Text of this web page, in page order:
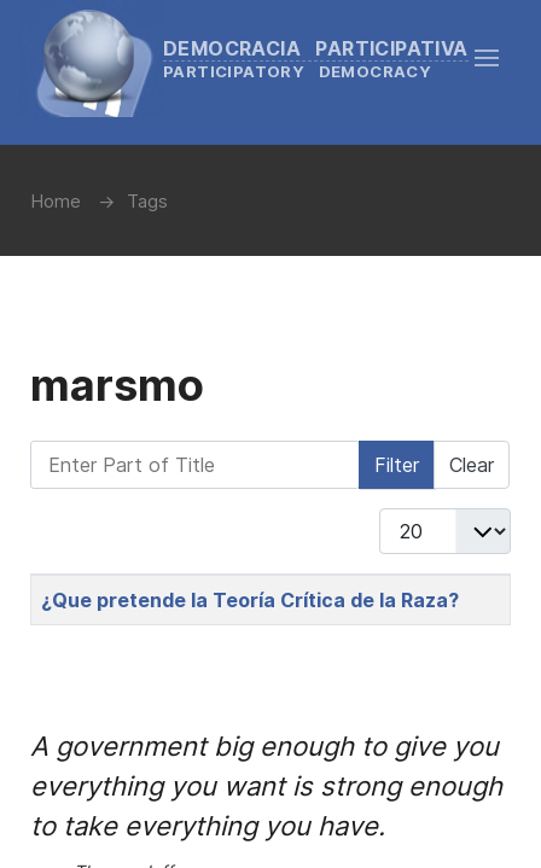
DEMOCRACIA PARTICIPATIVA
PARTICIPATORY DEMOCRACY
Home Tags
marsmo
Enter Part of Title Filter Clear
Display #
Title
¿Que pretende la Teoría Crítica de la Raza?
A government big enough to give you
everything you want is strong enough
to take everything you have.